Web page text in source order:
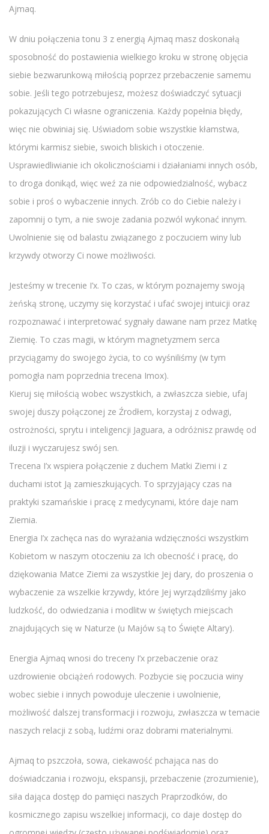
Ajmaq.
W dniu połączenia tonu 3 z energią Ajmaq masz doskonałą
sposobność do postawienia wielkiego kroku w stronę objęcia
siebie bezwarunkową miłością poprzez przebaczenie samemu
sobie. Jeśli tego potrzebujesz, możesz doświadczyć sytuacji
pokazujących Ci własne ograniczenia. Każdy popełnia błędy,
więc nie obwiniaj się. Uświadom sobie wszystkie kłamstwa,
którymi karmisz siebie, swoich bliskich i otoczenie.
Usprawiedliwianie ich okolicznościami i działaniami innych osób,
to droga donikąd, więc weź za nie odpowiedzialność, wybacz
sobie i proś o wybaczenie innych. Zrób co do Ciebie należy i
zapomnij o tym, a nie swoje zadania pozwól wykonać innym.
Uwolnienie się od balastu związanego z poczuciem winy lub
krzywdy otworzy Ci nowe możliwości.
Jesteśmy w trecenie I’x. To czas, w którym poznajemy swoją
żeńską stronę, uczymy się korzystać i ufać swojej intuicji oraz
rozpoznawać i interpretować sygnały dawane nam przez Matkę
Ziemię. To czas magii, w którym magnetyzmem serca
przyciągamy do swojego życia, to co wyśniliśmy (w tym
pomogła nam poprzednia trecena Imox).
Kieruj się miłością wobec wszystkich, a zwłaszcza siebie, ufaj
swojej duszy połączonej ze Źrodłem, korzystaj z odwagi,
ostrożności, sprytu i inteligencji Jaguara, a odróżnisz prawdę od
iluzji i wyczarujesz swój sen.
Trecena I’x wspiera połączenie z duchem Matki Ziemi i z
duchami istot Ją zamieszkujących. To sprzyjający czas na
praktyki szamańskie i pracę z medycynami, które daje nam
Ziemia.
Energia I’x zachęca nas do wyrażania wdzięczności wszystkim
Kobietom w naszym otoczeniu za Ich obecność i pracę, do
dziękowania Matce Ziemi za wszystkie Jej dary, do proszenia o
wybaczenie za wszelkie krzywdy, które Jej wyrządziliśmy jako
ludzkość, do odwiedzania i modlitw w świętych miejscach
znajdujących się w Naturze (u Majów są to Święte Altary).
Energia Ajmaq wnosi do treceny I’x przebaczenie oraz
uzdrowienie obciążeń rodowych. Pozbycie się poczucia winy
wobec siebie i innych powoduje uleczenie i uwolnienie,
możliwość dalszej transformacji i rozwoju, zwłaszcza w temacie
naszych relacji z sobą, ludźmi oraz dobrami materialnymi.
Ajmaq to pszczoła, sowa, ciekawość pchająca nas do
doświadczania i rozwoju, ekspansji, przebaczenie (zrozumienie),
siła dająca dostęp do pamięci naszych Praprzodków, do
kosmicznego zapisu wszelkiej informacji, co daje dostęp do